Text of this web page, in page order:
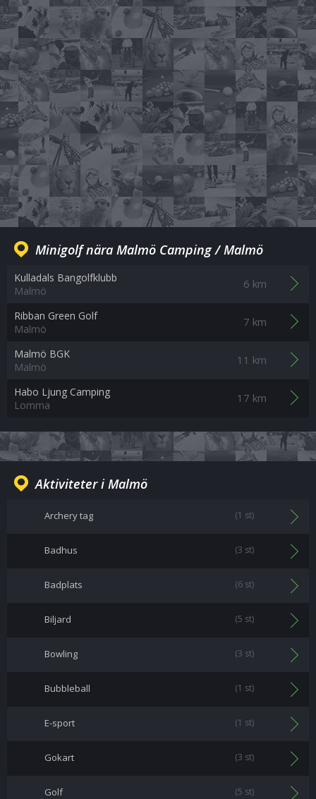
Minigolf nära Malmö Camping / Malmö
Kulladals Bangolfklubb
Malmö
6 km
Ribban Green Golf
Malmö
7 km
Malmö BGK
Malmö
11 km
Habo Ljung Camping
Lomma
17 km
Aktiviteter i Malmö
Archery tag (1 st)
Badhus (3 st)
Badplats (6 st)
Biljard (5 st)
Bowling (3 st)
Bubbleball (1 st)
E-sport (1 st)
Gokart (3 st)
Golf (5 st)